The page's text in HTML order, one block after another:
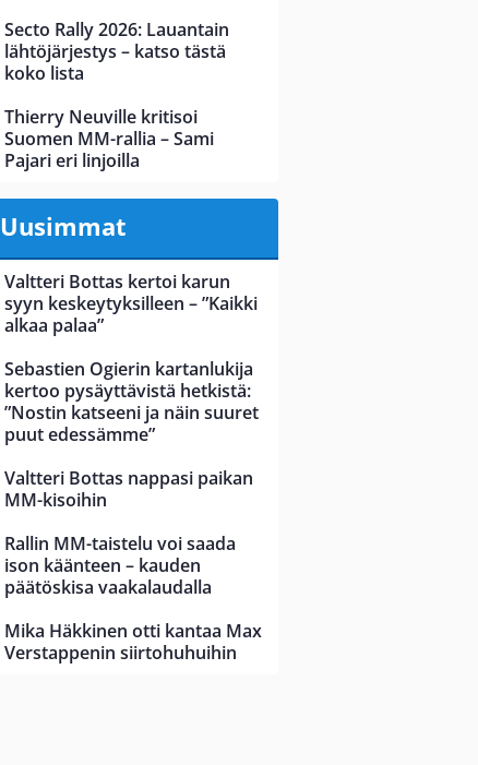
Secto Rally 2026: Lauantain
lähtöjärjestys – katso tästä
koko lista
Thierry Neuville kritisoi
Suomen MM-rallia – Sami
Pajari eri linjoilla
Uusimmat
Valtteri Bottas kertoi karun
syyn keskeytyksilleen – ”Kaikki
alkaa palaa”
Sebastien Ogierin kartanlukija
kertoo pysäyttävistä hetkistä:
”Nostin katseeni ja näin suuret
puut edessämme”
Valtteri Bottas nappasi paikan
MM-kisoihin
Rallin MM-taistelu voi saada
ison käänteen – kauden
päätöskisa vaakalaudalla
Mika Häkkinen otti kantaa Max
Verstappenin siirtohuhuihin